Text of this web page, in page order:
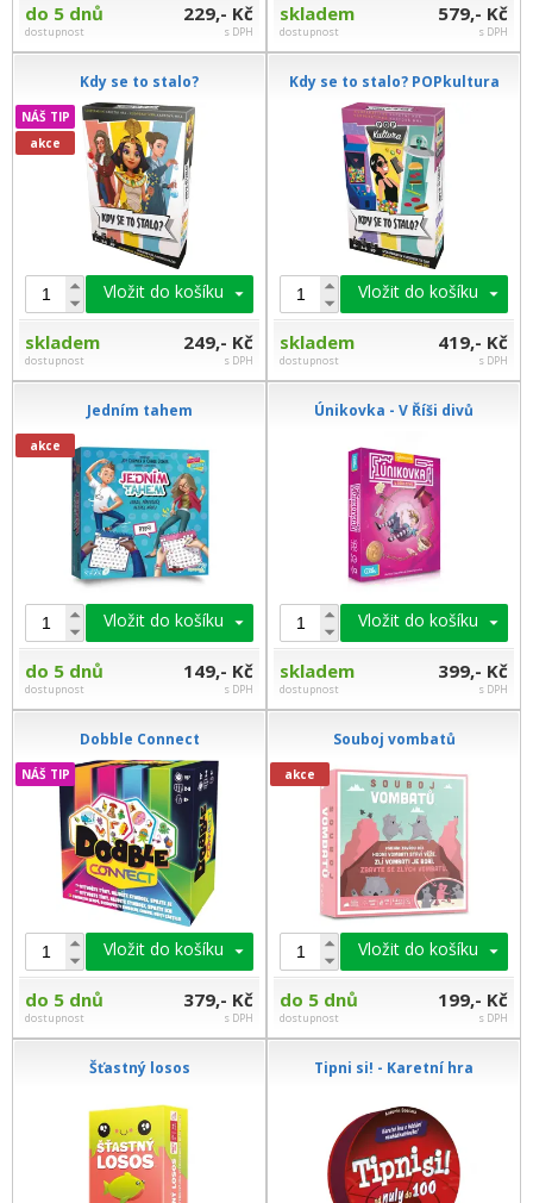
do 5 dnů
dostupnost
229,- Kč
s DPH
skladem
dostupnost
579,- Kč
s DPH
Kdy se to stalo?
NÁŠ TIP
akce
Vložit do košíku
skladem
dostupnost
249,- Kč
s DPH
Kdy se to stalo? POPkultura
Vložit do košíku
skladem
dostupnost
419,- Kč
s DPH
Jedním tahem
akce
Vložit do košíku
do 5 dnů
dostupnost
149,- Kč
s DPH
Únikovka - V Říši divů
Vložit do košíku
skladem
dostupnost
399,- Kč
s DPH
Dobble Connect
NÁŠ TIP
Vložit do košíku
do 5 dnů
dostupnost
379,- Kč
s DPH
Souboj vombatů
akce
Vložit do košíku
do 5 dnů
dostupnost
199,- Kč
s DPH
Šťastný losos Tipni si! - Karetní hra